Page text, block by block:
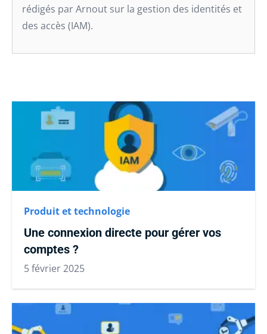
rédigés par Arnout sur la gestion des identités et
des accès (IAM).
Produit et technologie
Une connexion directe pour gérer vos
comptes ?
5 février 2025